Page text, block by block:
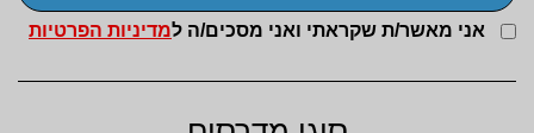
אני מאשר/ת שקראתי ואני מסכים/ה למדיניות הפרטיות